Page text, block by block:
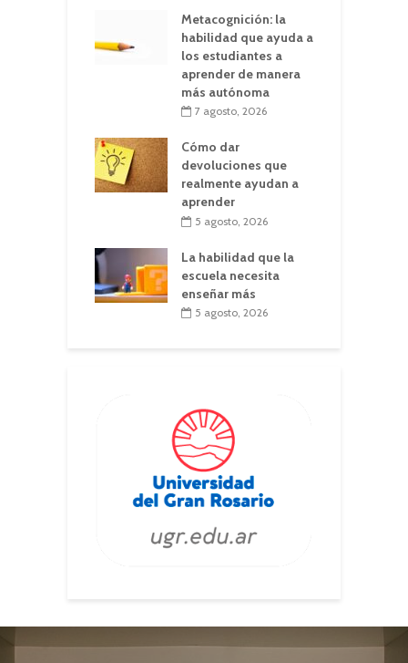
Metacognición: la
habilidad que ayuda a
los estudiantes a
aprender de manera
más autónoma
7 agosto, 2026
Cómo dar
devoluciones que
realmente ayudan a
aprender
5 agosto, 2026
La habilidad que la
escuela necesita
enseñar más
5 agosto, 2026